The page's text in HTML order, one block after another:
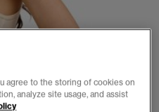
agree to the storing of cookies on
analyze site usage, and assist